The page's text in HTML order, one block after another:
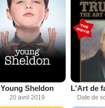
Young Sheldon
20 avril 2019 Date de